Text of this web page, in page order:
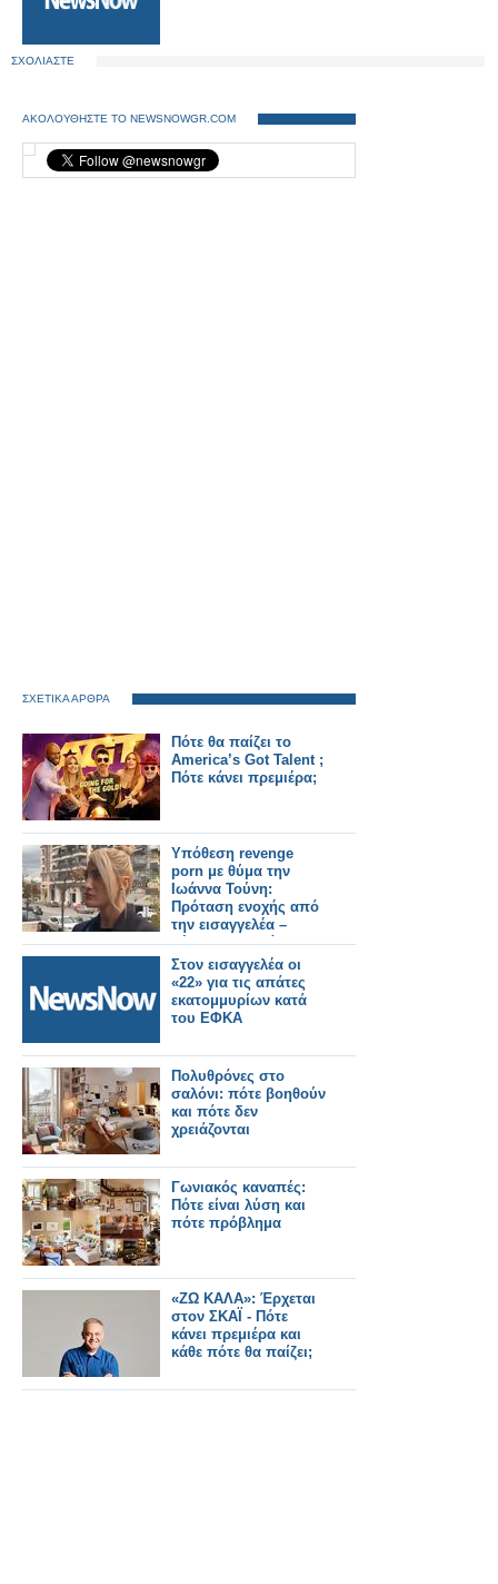
ΣΧΟΛΙΑΣΤΕ
ΑΚΟΛΟΥΘΗΣΤΕ ΤΟ NEWSNOWGR.COM
ΣΧΕΤΙΚΑ ΑΡΘΡΑ
Πότε θα παίζει το
America’s Got Talent ;
Πότε κάνει πρεμιέρα;
Υπόθεση revenge
porn με θύμα την
Ιωάννα Τούνη:
Πρόταση ενοχής από
την εισαγγελέα –
Ξέσπασε σε δάκρυα
στο δικαστήριο
Στον εισαγγελέα οι
«22» για τις απάτες
εκατομμυρίων κατά
του ΕΦΚΑ
Πολυθρόνες στο
σαλόνι: πότε βοηθούν
και πότε δεν
χρειάζονται
Γωνιακός καναπές:
Πότε είναι λύση και
πότε πρόβλημα
«ΖΩ ΚΑΛΑ»: Έρχεται
στον ΣΚΑΪ - Πότε
κάνει πρεμιέρα και
κάθε πότε θα παίζει;